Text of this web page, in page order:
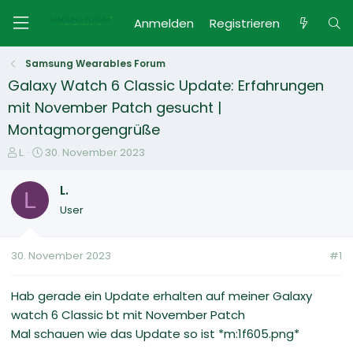
Anmelden Registrieren
Samsung Wearables Forum
Galaxy Watch 6 Classic Update: Erfahrungen
mit November Patch gesucht |
Montagmorgengrüße
E
s
e
e
L.
E
e
t
m
30. November 2023
L L.
User
30. November 2023 #1
Hab gerade ein Update erhalten auf meiner Galaxy
watch 6 Classic bt mit November Patch
Mal schauen wie das Update so ist *m:1f605.png*